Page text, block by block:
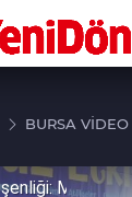
BURSA VİDEO